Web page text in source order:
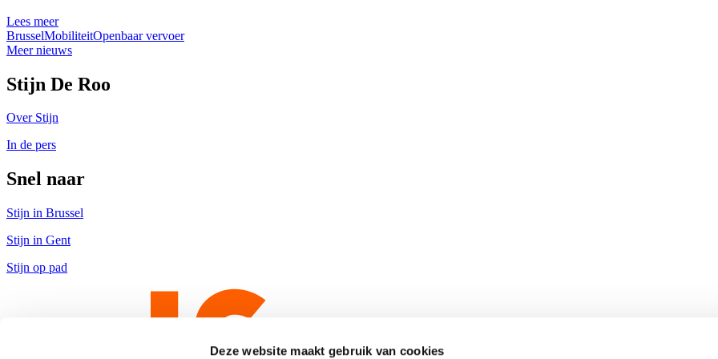
Deze website maakt gebruik van cookies
Lees meer
BrusselMobiliteitOpenbaar vervoer
Meer nieuws
Stijn De Roo
Over Stijn
In de pers
Snel naar
Stijn in Brussel
Stijn in Gent
Stijn op pad